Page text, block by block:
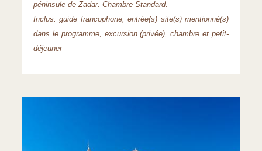
péninsule de Zadar. Chambre Standard.
Inclus: guide francophone, entrée(s) site(s) mentionné(s)
dans le programme, excursion (privée), chambre et petit-
déjeuner